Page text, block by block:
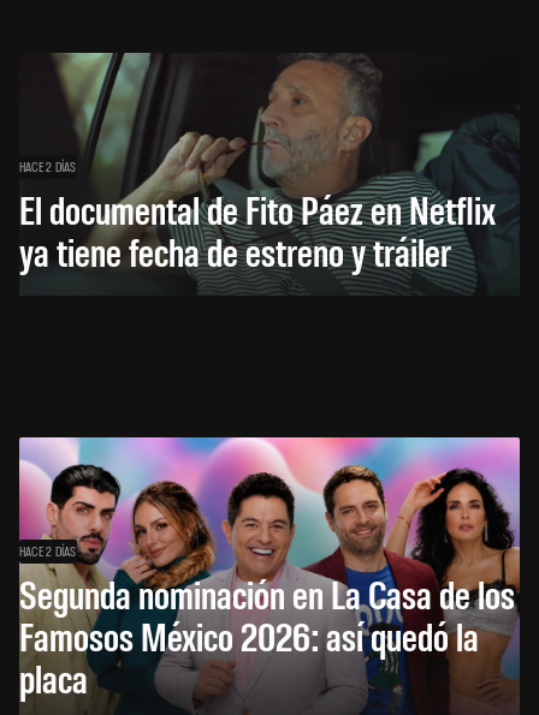
HACE 2 DÍAS
El documental de Fito Páez en Netflix
ya tiene fecha de estreno y tráiler
HACE 2 DÍAS
Segunda nominación en La Casa de los
Famosos México 2026: así quedó la
placa